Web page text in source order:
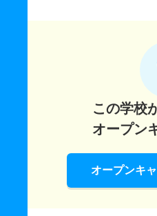
この学校
オープン
オープンキ